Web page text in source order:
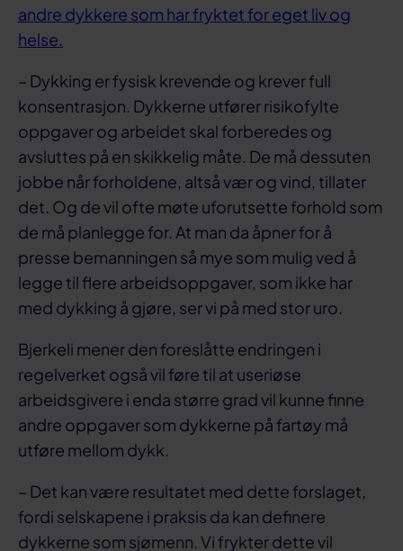
andre dykkere som har fryktet for eget liv og
helse.
– Dykking er fysisk krevende og krever full
konsentrasjon. Dykkerne utfører risikofylte
oppgaver og arbeidet skal forberedes og
avsluttes på en skikkelig måte. De må dessuten
jobbe når forholdene, altså vær og vind, tillater
det. Og de vil ofte møte uforutsette forhold som
de må planlegge for. At man da åpner for å
presse bemanningen så mye som mulig ved å
legge til flere arbeidsoppgaver, som ikke har
med dykking å gjøre, ser vi på med stor uro.
Bjerkeli mener den foreslåtte endringen i
regelverket også vil føre til at useriøse
arbeidsgivere i enda større grad vil kunne finne
andre oppgaver som dykkerne på fartøy må
utføre mellom dykk.
– Det kan være resultatet med dette forslaget,
fordi selskapene i praksis da kan definere
dykkerne som sjømenn. Vi frykter dette vil